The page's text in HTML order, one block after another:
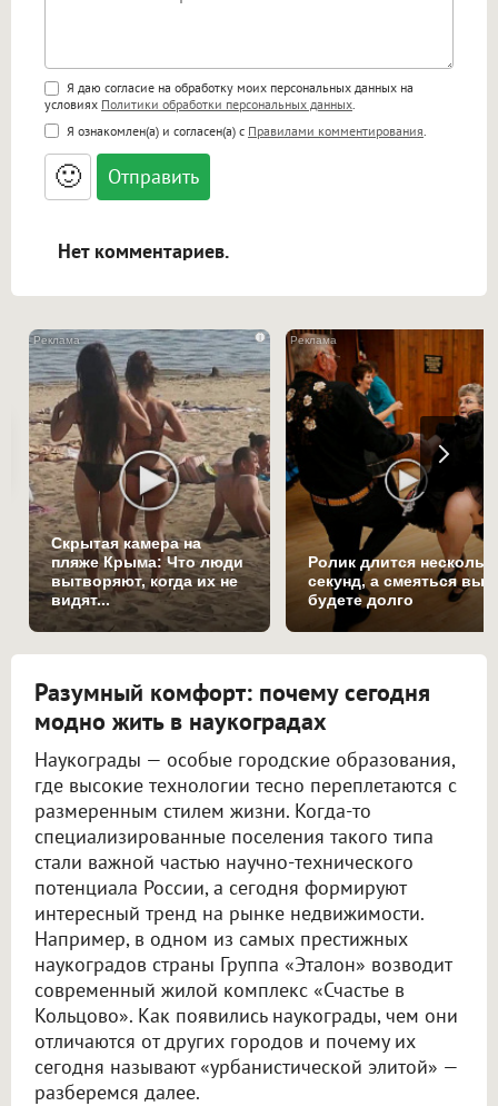
Поддержка HTML
<b>, <strong>, <u>, <i>, <em>, <s>, <big>,
<small>, <sup>, <sub>, <pre>, <ul>, <ol>, <li>,
<blockquote>, <code> экранирует HTML,
адреса URL автоматически становятся
ссылками, и [img]адрес[/img] будет
Я даю согласие на обработку моих персональных данных на
условиях Политики обработки персональных данных
Я ознакомлен(а) и согласен(а) с Правилами комментирования
🙂
Нет комментариев.
i
Скрытая камера на
пляже Крыма: Что люди
вытворяют, когда их не
видят...
Ролик длится
секунд, а смеяться вы
будете долго
Разумный комфорт: почему сегодня
модно жить в наукоградах
Наукограды — особые городские образования,
где высокие технологии тесно переплетаются с
размеренным стилем жизни. Когда-то
специализированные поселения такого типа
стали важной частью научно-технического
потенциала России, а сегодня формируют
интересный тренд на рынке недвижимости.
Например, в одном из самых престижных
наукоградов страны Группа «Эталон» возводит
современный жилой комплекс «Счастье в
Кольцово». Как появились наукограды, чем они
отличаются от других городов и почему их
сегодня называют «урбанистической элитой» —
разберемся далее.